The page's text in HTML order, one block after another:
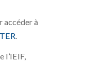
accéder à
l’IEIF,